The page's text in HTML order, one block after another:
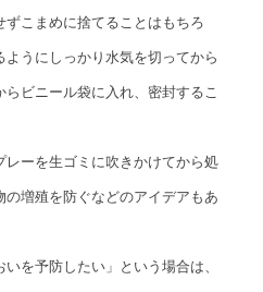
こまめに捨てることはもちろ
うにしっかり水気を切ってから
ビニール袋に入れ、密封するこ
レーを生ゴミに吹きかけてから処
増殖を防ぐなどのアイデアもあ
を予防したい」という場合は、